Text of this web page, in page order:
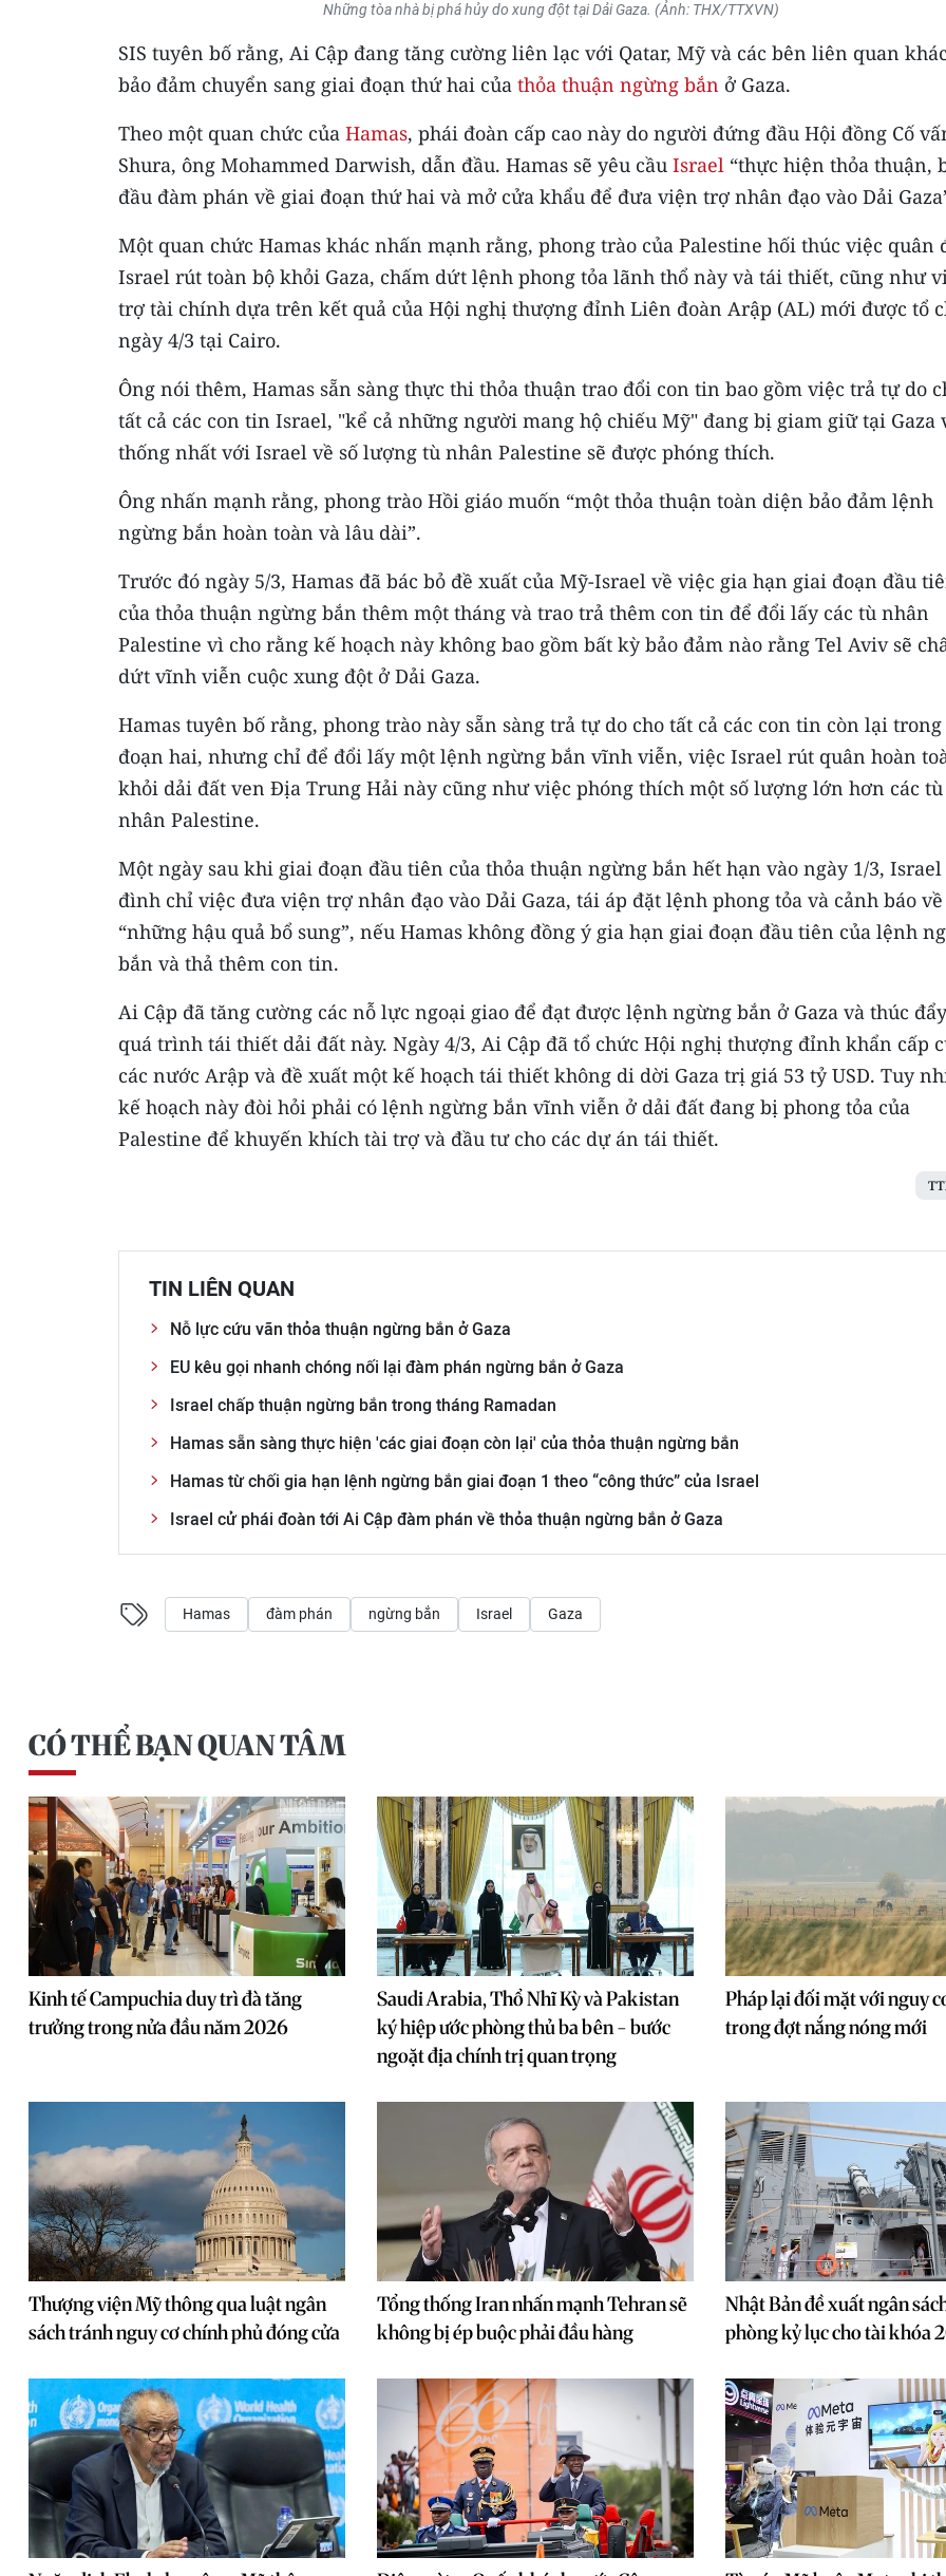
Những tòa nhà bị phá hủy do xung đột tại Dải Gaza. (Ảnh: THX/TTXVN)
SIS tuyên bố rằng, Ai Cập đang tăng cường liên lạc với Qatar, Mỹ và các bên liên quan
bảo đảm chuyển sang giai đoạn thứ hai của thỏa thuận ngừng bắn ở Gaza.
Theo một quan chức của Hamas, phái đoàn cấp cao này do người đứng đầu Hội đồng Cố
Shura, ông Mohammed Darwish, dẫn đầu. Hamas sẽ yêu cầu Israel “thực hiện thỏa thuận,
đầu đàm phán về giai đoạn thứ hai và mở cửa khẩu để đưa viện trợ nhân đạo vào Dải
Một quan chức Hamas khác nhấn mạnh rằng, phong trào của Palestine hối thúc việc quân
Israel rút toàn bộ khỏi Gaza, chấm dứt lệnh phong tỏa lãnh thổ này và tái thiết, cũng như
trợ tài chính dựa trên kết quả của Hội nghị thượng đỉnh Liên đoàn Arập (AL) mới được tổ
ngày 4/3 tại Cairo.
Ông nói thêm, Hamas sẵn sàng thực thi thỏa thuận trao đổi con tin bao gồm việc trả tự do
tất cả các con tin Israel, "kể cả những người mang hộ chiếu Mỹ" đang bị giam giữ tại Gaza
thống nhất với Israel về số lượng tù nhân Palestine sẽ được phóng thích.
Ông nhấn mạnh rằng, phong trào Hồi giáo muốn “một thỏa thuận toàn diện bảo đảm lệnh
ngừng bắn hoàn toàn và lâu dài”.
Trước đó ngày 5/3, Hamas đã bác bỏ đề xuất của Mỹ-Israel về việc gia hạn giai đoạn đầu
của thỏa thuận ngừng bắn thêm một tháng và trao trả thêm con tin để đổi lấy các tù nhân
Palestine vì cho rằng kế hoạch này không bao gồm bất kỳ bảo đảm nào rằng Tel Aviv sẽ
dứt vĩnh viễn cuộc xung đột ở Dải Gaza.
Hamas tuyên bố rằng, phong trào này sẵn sàng trả tự do cho tất cả các con tin còn lại
đoạn hai, nhưng chỉ để đổi lấy một lệnh ngừng bắn vĩnh viễn, việc Israel rút quân hoàn
khỏi dải đất ven Địa Trung Hải này cũng như việc phóng thích một số lượng lớn hơn các tù
nhân Palestine.
Một ngày sau khi giai đoạn đầu tiên của thỏa thuận ngừng bắn hết hạn vào ngày 1/3, Israel
đình chỉ việc đưa viện trợ nhân đạo vào Dải Gaza, tái áp đặt lệnh phong tỏa và cảnh báo về
“những hậu quả bổ sung”, nếu Hamas không đồng ý gia hạn giai đoạn đầu tiên của lệnh
bắn và thả thêm con tin.
Ai Cập đã tăng cường các nỗ lực ngoại giao để đạt được lệnh ngừng bắn ở Gaza và thúc đẩy
quá trình tái thiết dải đất này. Ngày 4/3, Ai Cập đã tổ chức Hội nghị thượng đỉnh khẩn cấp
các nước Arập và đề xuất một kế hoạch tái thiết không di dời Gaza trị giá 53 tỷ USD. Tuy
kế hoạch này đòi hỏi phải có lệnh ngừng bắn vĩnh viễn ở dải đất đang bị phong tỏa của
Palestine để khuyến khích tài trợ và đầu tư cho các dự án tái thiết.
TIN LIÊN QUAN
Nỗ lực cứu vãn thỏa thuận ngừng bắn ở Gaza
EU kêu gọi nhanh chóng nối lại đàm phán ngừng bắn ở Gaza
Israel chấp thuận ngừng bắn trong tháng Ramadan
Hamas sẵn sàng thực hiện 'các giai đoạn còn lại' của thỏa thuận ngừng bắn
Hamas từ chối gia hạn lệnh ngừng bắn giai đoạn 1 theo “công thức” của Israel
Israel cử phái đoàn tới Ai Cập đàm phán về thỏa thuận ngừng bắn ở Gaza
Hamas đàm phán ngừng bắn Israel Gaza
CÓ THỂ BẠN QUAN TÂM
Kinh tế Campuchia duy trì đà tăng
trưởng trong nửa đầu năm 2026
Saudi Arabia, Thổ Nhĩ Kỳ và Pakistan
ký hiệp ước phòng thủ ba bên - bước
ngoặt địa chính trị quan trọng
Pháp lại đối mặt với nguy
trong đợt nắng nóng mới
Thượng viện Mỹ thông qua luật ngân
sách tránh nguy cơ chính phủ đóng cửa
Tổng thống Iran nhấn mạnh Tehran sẽ
không bị ép buộc phải đầu hàng
Nhật Bản đề xuất ngân
phòng kỷ lục cho tài khóa